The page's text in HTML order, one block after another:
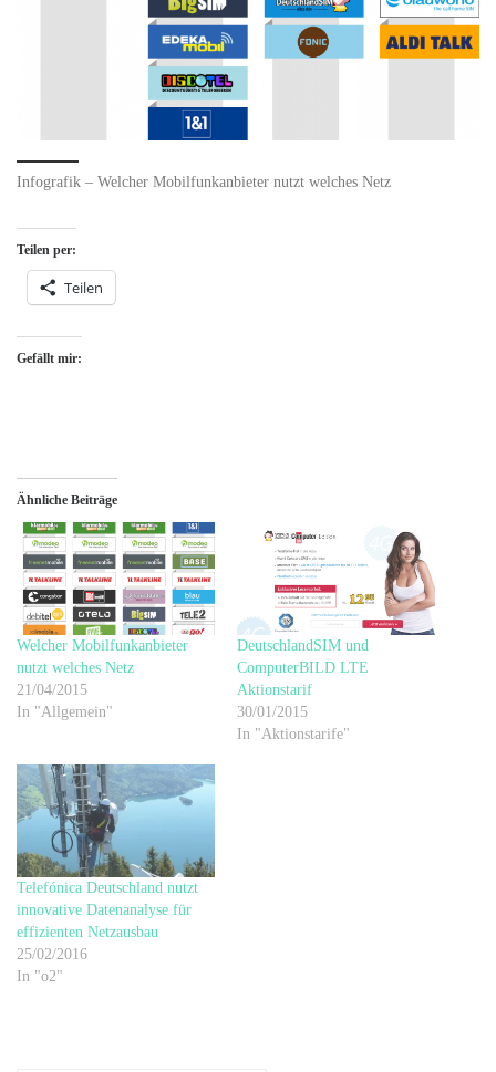
Infografik – Welcher Mobilfunkanbieter nutzt welches Netz
Teilen per:
Teilen
Gefällt mir:
Ähnliche Beiträge
Welcher Mobilfunkanbieter
nutzt welches Netz
21/04/2015
In "Allgemein"
DeutschlandSIM und
ComputerBILD LTE
Aktionstarif
30/01/2015
In "Aktionstarife"
Telefónica Deutschland nutzt
innovative Datenanalyse für
effizienten Netzausbau
25/02/2016
In "o2"